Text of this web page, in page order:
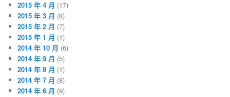
2015 年 4 月 (17)
2015 年 3 月 (8)
2015 年 2 月 (7)
2015 年 1 月 (1)
2014 年 10 月 (6)
2014 年 9 月 (5)
2014 年 8 月 (1)
2014 年 7 月 (8)
2014 年 6 月 (9)